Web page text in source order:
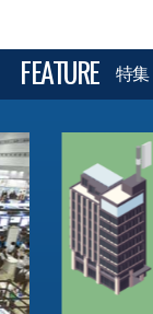
FEATURE 特集